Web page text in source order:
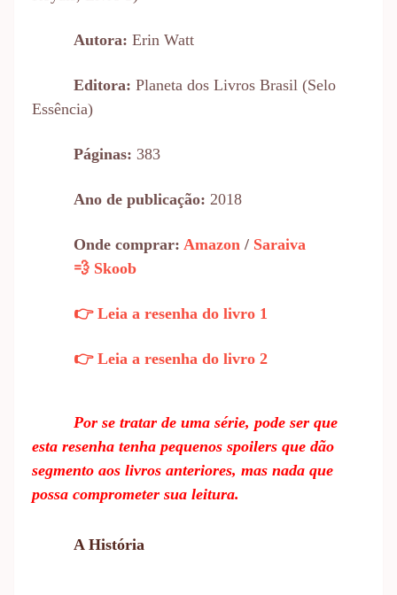
Autora:Erin Watt
Editora:Planeta dos Livros Brasil (Selo
Essência)
Páginas: 383
Ano de publicação:2018
Onde comprar:Amazon/ Saraiva
💨 Skoob
👉 Leia a resenha do livro 1
👉 Leia a resenha do livro 2
Por se tratar de uma série, pode ser que
esta resenha tenha pequenos spoilers que dão
segmento aos livros anteriores, mas nada que
possa comprometer sua leitura.
A História